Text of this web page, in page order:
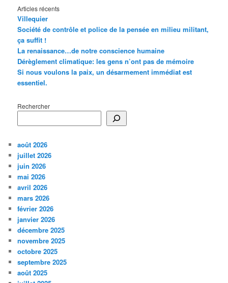
Articles récents
Villequier
Société de contrôle et police de la pensée en milieu militant,
ça suffit !
La renaissance…de notre conscience humaine
Dérèglement climatique: les gens n’ont pas de mémoire
Si nous voulons la paix, un désarmement immédiat est
essentiel.
Rechercher
août 2026
juillet 2026
juin 2026
mai 2026
avril 2026
mars 2026
février 2026
janvier 2026
décembre 2025
novembre 2025
octobre 2025
septembre 2025
août 2025